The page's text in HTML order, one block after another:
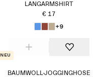
LANGARMSHIRT
€ 17
+9
Neu
BAUMWOLL-JOGGINGHOSE